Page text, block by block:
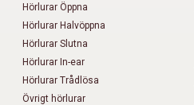
Hörlurar Öppna
Hörlurar Halvöppna
Hörlurar Slutna
Hörlurar In-ear
Hörlurar Trådlösa
Övrigt hörlurar